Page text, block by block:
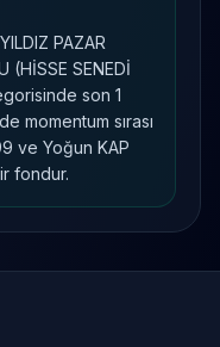
PAZAR
(HİSSE SENEDİ
son 1
momentum sırası
ve Yoğun KAP
fondur.